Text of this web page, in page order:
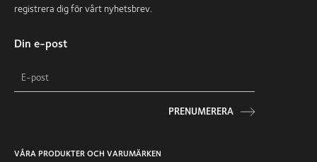
registrera dig för vårt nyhetsbrev.
Din e-post
PRENUMERERA
VÅRA PRODUKTER OCH VARUMÄRKEN